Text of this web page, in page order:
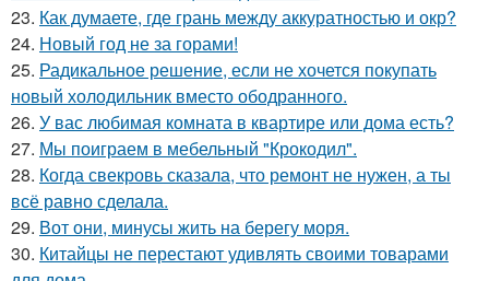
23. Как думаете, где грань между аккуратностью и окр?
24. Новый год не за горами!
25. Радикальное решение, если не хочется покупать
новый холодильник вместо ободранного.
26. У вас любимая комната в квартире или дома есть?
27. Мы поиграем в мебельный "Крокодил".
28. Когда свекровь сказала, что ремонт не нужен, а ты
всё равно сделала.
29. Вот они, минусы жить на берегу моря.
30. Китайцы не перестают удивлять своими товарами